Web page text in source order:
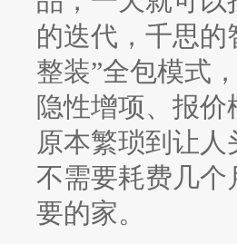
的迭代，千思
整装”全包模式
隐性增项、报
原本繁琐到让
不需要耗费几
要的家。